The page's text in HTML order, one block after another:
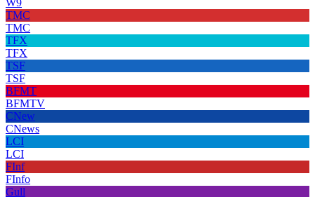
W9
TMC
TMC
TFX
TFX
TSF
TSF
BFMT
BFMTV
CNew
CNews
LCI
LCI
FInf
FInfo
Gull